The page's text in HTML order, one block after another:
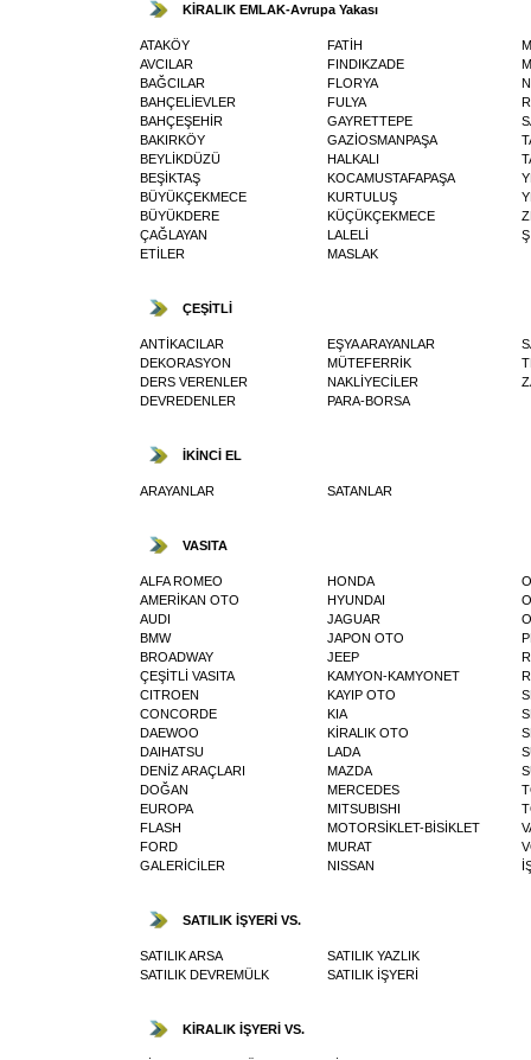
KİRALIK EMLAK-Avrupa Yakası
ATAKÖY
AVCILAR
BAĞCILAR
BAHÇELİEVLER
BAHÇEŞEHİR
BAKIRKÖY
BEYLİKDÜZÜ
BEŞİKTAŞ
BÜYÜKÇEKMECE
BÜYÜKDERE
ÇAĞLAYAN
ETİLER
FATİH
FINDIKZADE
FLORYA
FULYA
GAYRETTEPE
GAZİOSMANPAŞA
HALKALI
KOCAMUSTAFAPAŞA
KURTULUŞ
KÜÇÜKÇEKMECE
LALELİ
MASLAK
ÇEŞİTLİ
ANTİKACILAR
DEKORASYON
DERS VERENLER
DEVREDENLER
EŞYA ARAYANLAR
MÜTEFERRİK
NAKLİYECİLER
PARA-BORSA
İKİNCİ EL
ARAYANLAR SATANLAR
VASITA
ALFA ROMEO
AMERİKAN OTO
AUDI
BMW
BROADWAY
ÇEŞİTLİ VASITA
CITROEN
CONCORDE
DAEWOO
DAIHATSU
DENİZ ARAÇLARI
DOĞAN
EUROPA
FLASH
FORD
GALERİCİLER
HONDA
HYUNDAI
JAGUAR
JAPON OTO
JEEP
KAMYON-KAMYONET
KAYIP OTO
KIA
KİRALIK OTO
LADA
MAZDA
MERCEDES
MITSUBISHI
MOTORSİKLET-BİSİKLET
MURAT
NISSAN
SATILIK İŞYERİ VS.
SATILIK ARSA
SATILIK DEVREMÜLK
SATILIK YAZLIK
SATILIK İŞYERİ
KİRALIK İŞYERİ VS.